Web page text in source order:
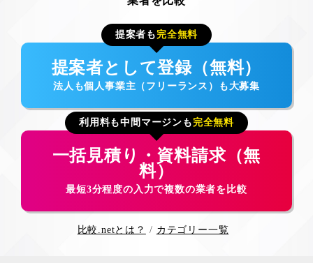
提案者も 完全無料
提案者として登録（無料）
法人も個人事業主（フリーランス）も大募集
利用料も中間マージンも 完全無料
一括見積り・資料請求（無
料）
最短3分程度の入力で複数の業者を比較
比較.netとは？ カテゴリー一覧